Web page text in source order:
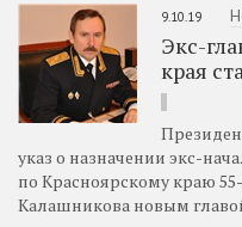
9.10.19
Экс-
края
указ о назначении экс-
по Красноярскому краю
Калашникова новым